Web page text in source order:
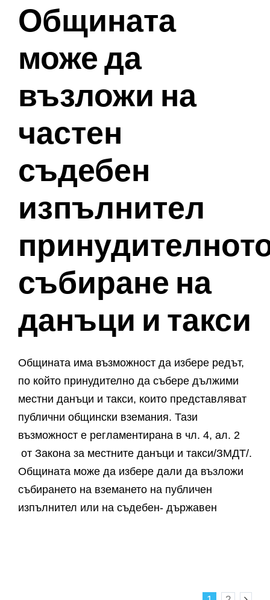
Общината
може да
възложи на
частен
съдебен
изпълнител
събиране на
данъци и такси
Общината има възможност да избере редът,
по който принудително да събере дължими
местни данъци и такси, които представляват
публични общински вземания. Тази
възможност е регламентирана в чл. 4, ал. 2
от Закона за местните данъци и такси/ЗМДТ/.
Общината може да избере дали да възложи
събирането на вземането на публичен
изпълнител или на съдебен- държавен